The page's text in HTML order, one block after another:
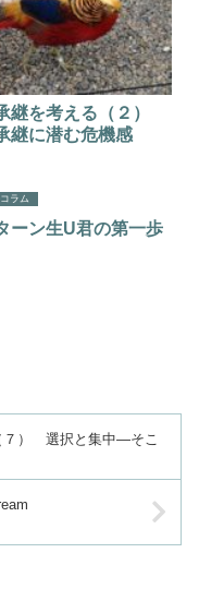
継を考える（２）
継に潜む危機感
ラム
ーン生U君の第一歩
７） 選択と集中―そこ